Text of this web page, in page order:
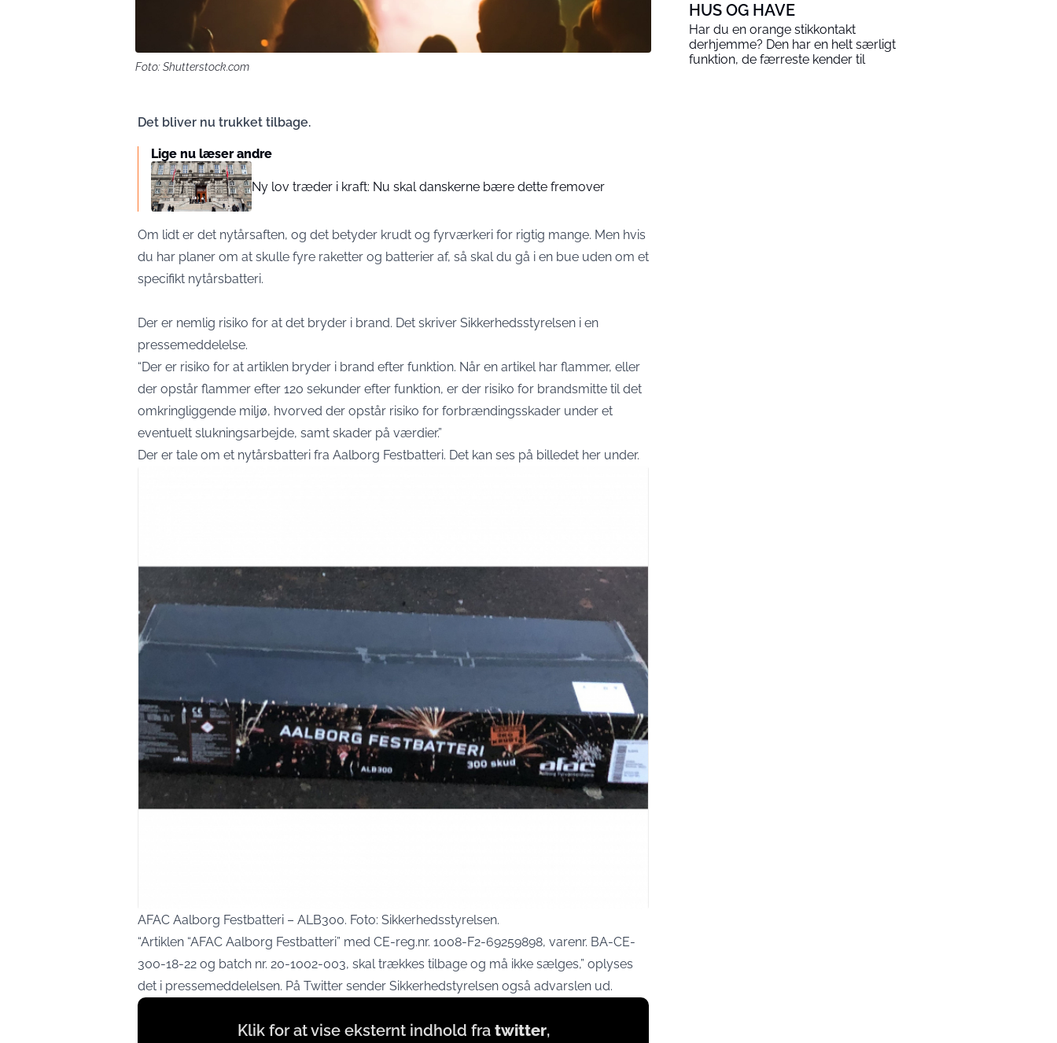
Foto: Shutterstock.com
Det bliver nu trukket tilbage.
Lige nu læser andre
Ny lov træder i kraft: Nu skal danskerne bære dette fremover
Om lidt er det nytårsaften, og det betyder krudt og fyrværkeri for rigtig mange. Men hvis
du har planer om at skulle fyre raketter og batterier af, så skal du gå i en bue uden om et
specifikt nytårsbatteri.
Der er nemlig risiko for at det bryder i brand. Det skriver Sikkerhedsstyrelsen i en
pressemeddelelse.
“Der er risiko for at artiklen bryder i brand efter funktion. Når en artikel har flammer, eller
der opstår flammer efter 120 sekunder efter funktion, er der risiko for brandsmitte til det
omkringliggende miljø, hvorved der opstår risiko for forbrændingsskader under et
eventuelt slukningsarbejde, samt skader på værdier.”
Der er tale om et nytårsbatteri fra Aalborg Festbatteri. Det kan ses på billedet her under.
AFAC Aalborg Festbatteri – ALB300. Foto: Sikkerhedsstyrelsen.
“Artiklen “AFAC Aalborg Festbatteri” med CE-reg.nr. 1008-F2-69259898, varenr. BA-CE-
300-18-22 og batch nr. 20-1002-003, skal trækkes tilbage og må ikke sælges,” oplyses
det i pressemeddelelsen. På Twitter sender Sikkerhedstyrelsen også advarslen ud.
Display
Klik for at vise eksternt indhold fra twitter,
HUS OG HAVE
Har du en orange stikkontakt
derhjemme? Den har en helt særligt
funktion, de færreste kender til